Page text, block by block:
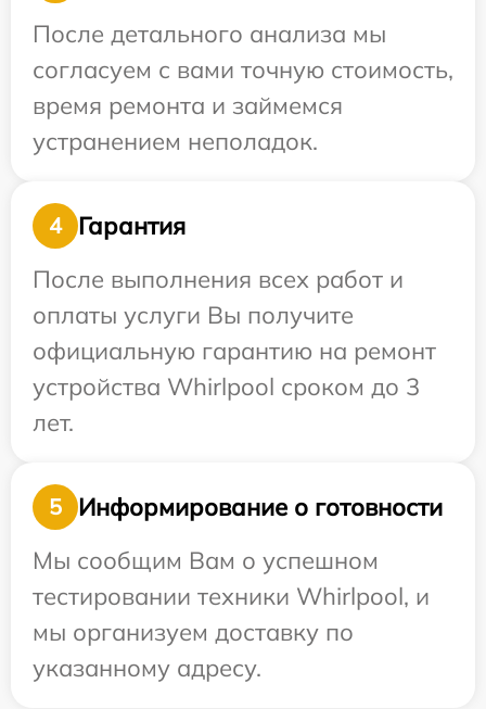
После детального анализа мы
согласуем с вами точную стоимость,
время ремонта и займемся
устранением неполадок.
4
Гарантия
После выполнения всех работ и
оплаты услуги Вы получите
официальную гарантию на ремонт
устройства Whirlpool сроком до 3
лет.
5
Информирование о готовности
Мы сообщим Вам о успешном
тестировании техники Whirlpool, и
мы организуем доставку по
указанному адресу.